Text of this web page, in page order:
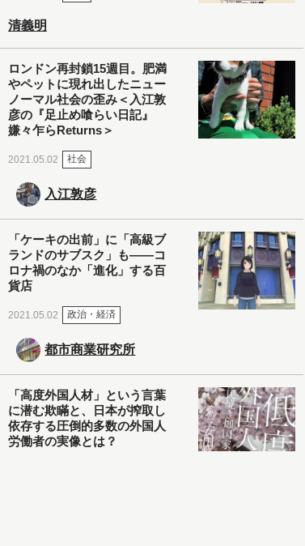
清義明
ロンドン再封鎖15週目。肥満
やペットに現れ出したニュー
ノーマル社会の歪み＜入江敦
彦の『足止め喰らい日記』
嫌々乍らReturns＞
2021.05.02 社会
入江敦彦
「ケーキの出前」に「高級ブ
ランドのサブスク」も――コ
ロナ禍のなか「進化」する百
貨店
2021.05.02 政治・経済
都市商業研究所
「高度外国人材」という言葉
に潜む欺瞞と、日本が搾取し
依存する圧倒的多数の外国人
労働者の実像とは？